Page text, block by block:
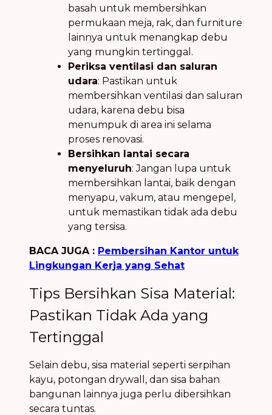
basah untuk membersihkan
permukaan meja, rak, dan furniture
lainnya untuk menangkap debu
yang mungkin tertinggal.
Periksa ventilasi dan saluran
udara: Pastikan untuk
membersihkan ventilasi dan saluran
udara, karena debu bisa
menumpuk di area ini selama
proses renovasi.
Bersihkan lantai secara
menyeluruh: Jangan lupa untuk
membersihkan lantai, baik dengan
menyapu, vakum, atau mengepel,
untuk memastikan tidak ada debu
yang tersisa.
BACA JUGA : Pembersihan Kantor untuk
Lingkungan Kerja yang Sehat
Tips Bersihkan Sisa Material:
Pastikan Tidak Ada yang
Tertinggal
Selain debu, sisa material seperti serpihan
kayu, potongan drywall, dan sisa bahan
bangunan lainnya juga perlu dibersihkan
secara tuntas.